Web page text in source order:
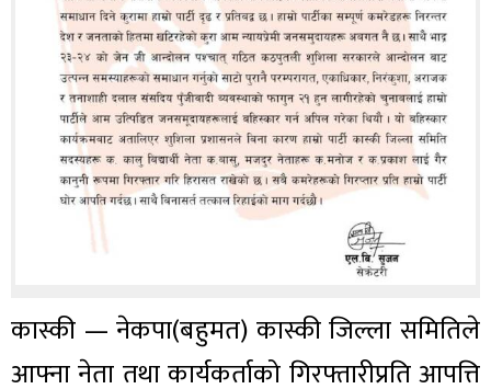
कास्की — नेकपा(बहुमत) कास्की जिल्ला समितिले
आफ्ना नेता तथा कार्यकर्ताको गिरफ्तारीप्रति आपत्ति